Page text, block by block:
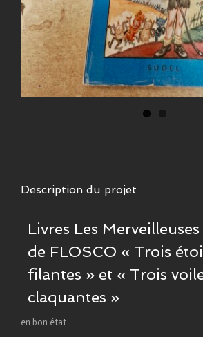
Description du projet
Livres Les
de FLOSCO « Trois
filantes » et « Trois
claquantes »
en bon état